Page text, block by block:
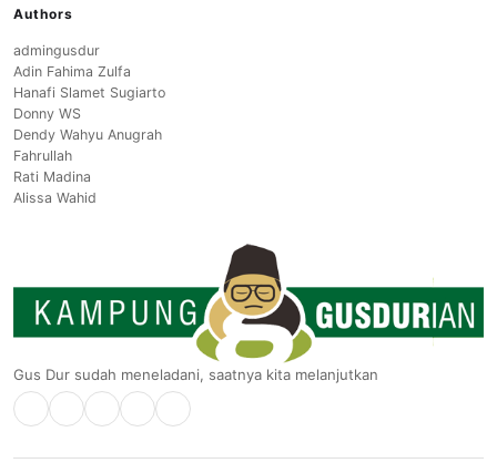
Authors
admingusdur
Adin Fahima Zulfa
Hanafi Slamet Sugiarto
Donny WS
Dendy Wahyu Anugrah
Fahrullah
Rati Madina
Alissa Wahid
Gus Dur sudah meneladani, saatnya kita melanjutkan